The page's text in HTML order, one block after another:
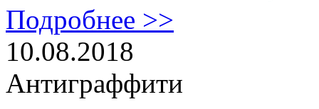
Подробнее >>
10.08.2018
Антиграффити